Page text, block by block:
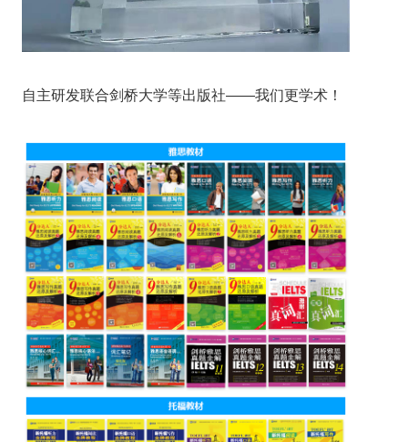
自主研发联合剑桥大学等出版社——我们更学术！